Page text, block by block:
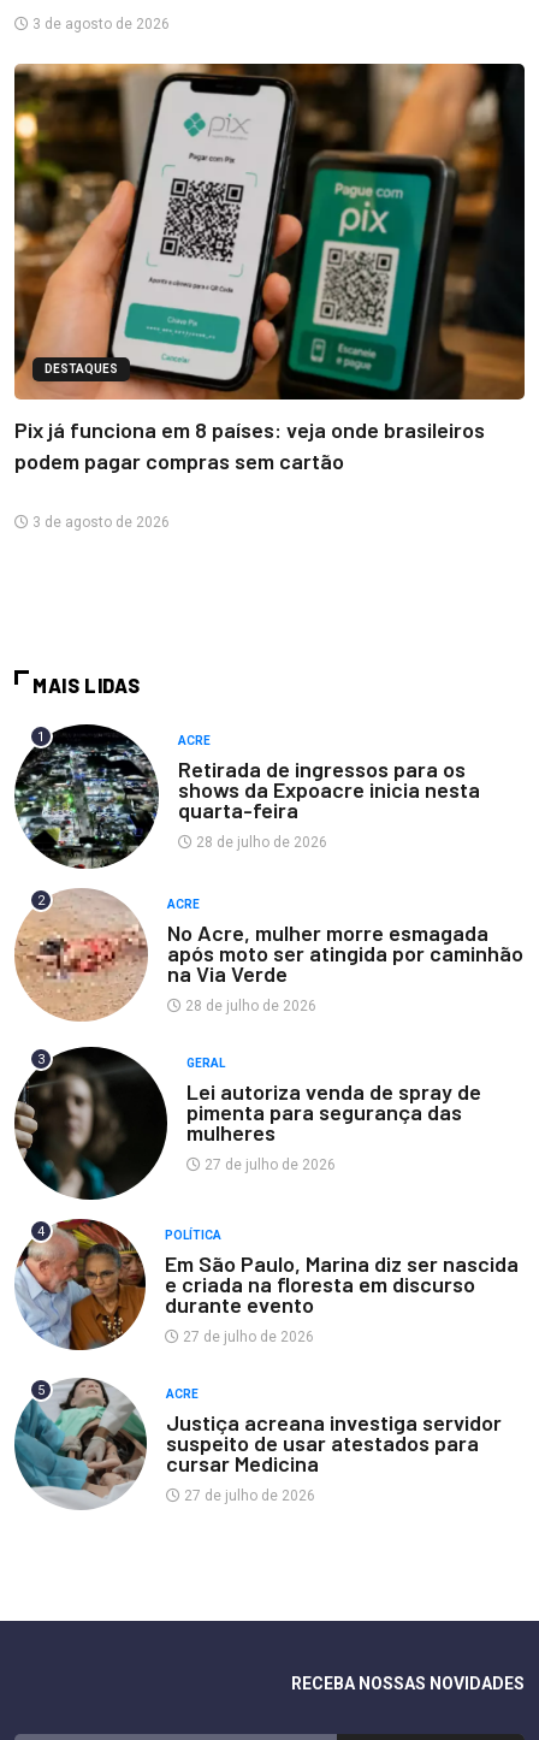
3 de agosto de 2026
DESTAQUES
Pix já funciona em 8 países: veja onde brasileiros
podem pagar compras sem cartão
3 de agosto de 2026
MAIS LIDAS
1 ACRE
Retirada de ingressos para os
shows da Expoacre inicia nesta
quarta-feira
28 de julho de 2026
2 ACRE
No Acre, mulher morre esmagada
após moto ser atingida por caminhão
na Via Verde
28 de julho de 2026
3 GERAL
Lei autoriza venda de spray de
pimenta para segurança das
mulheres
27 de julho de 2026
4 POLÍTICA
Em São Paulo, Marina diz ser nascida
e criada na floresta em discurso
durante evento
27 de julho de 2026
5 ACRE
Justiça acreana investiga servidor
suspeito de usar atestados para
cursar Medicina
27 de julho de 2026
RECEBA NOSSAS NOVIDADES